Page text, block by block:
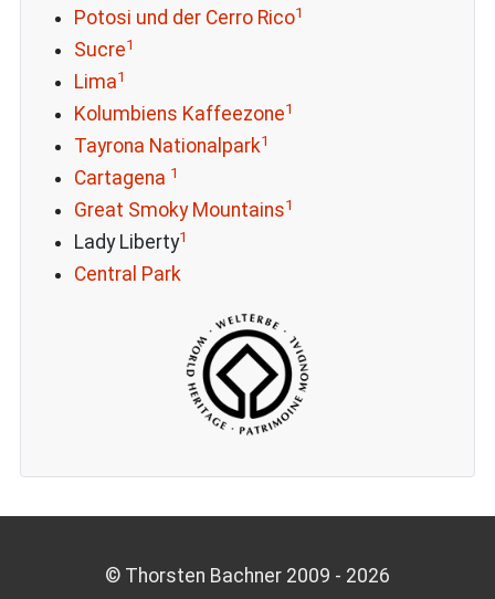
Potosi und der Cerro Rico1
Sucre1
Lima1
Kolumbiens Kaffeezone1
Tayrona Nationalpark1
Cartagena 1
Great Smoky Mountains1
Lady Liberty1
Central Park
© Thorsten Bachner 2009 - 2026